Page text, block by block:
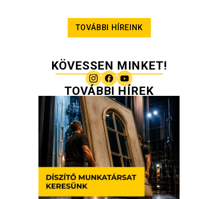
TOVÁBBI HÍREINK
KÖVESSEN MINKET!
TOVÁBBI HÍREK